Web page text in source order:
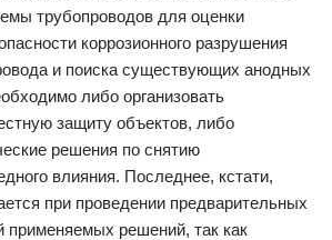
трубопроводов для оценки
коррозионного разрушения
и поиска существующих анодных
либо организовать
защиту объектов, либо
решения по снятию
влияния. Последнее, кстати,
при проведении предварительных
применяемых решений, так как